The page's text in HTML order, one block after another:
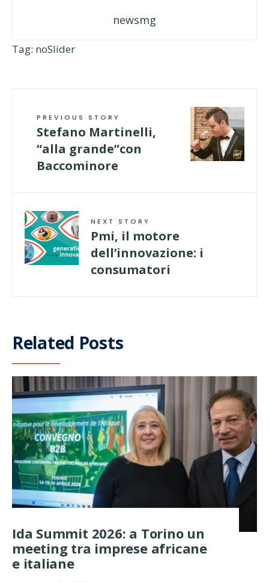
newsmg
Tag: noSlider
PREVIOUS STORY
Stefano Martinelli,
“alla grande”con
Baccominore
NEXT STORY
Pmi, il motore
dell’innovazione: i
consumatori
Related Posts
Ida Summit 2026: a Torino un
meeting tra imprese africane
e italiane